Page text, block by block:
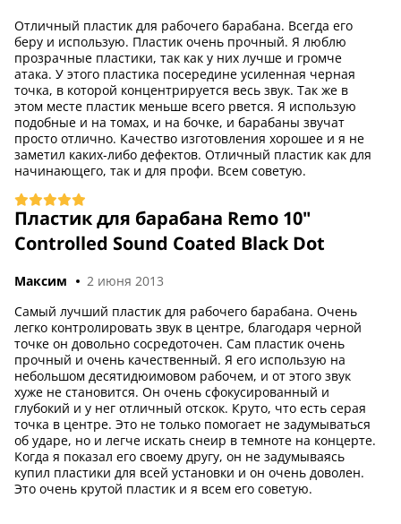
США
Отличный пластик для рабочего барабана. Всегда его
беру и использую. Пластик очень прочный. Я люблю
прозрачные пластики, так как у них лучше и громче
атака. У этого пластика посередине усиленная черная
точка, в которой концентрируется весь звук. Так же в
этом месте пластик меньше всего рвется. Я использую
подобные и на томах, и на бочке, и барабаны звучат
просто отлично. Качество изготовления хорошее и я не
заметил каких-либо дефектов. Отличный пластик как для
начинающего, так и для профи. Всем советую.
Пластик для барабана Remo 10"
Controlled Sound Coated Black Dot
Максим
2 июня 2013
Самый лучший пластик для рабочего барабана. Очень
легко контролировать звук в центре, благодаря черной
точке он довольно сосредоточен. Сам пластик очень
прочный и очень качественный. Я его использую на
небольшом десятидюимовом рабочем, и от этого звук
хуже не становится. Он очень сфокусированный и
глубокий и у нег отличный отскок. Круто, что есть серая
точка в центре. Это не только помогает не задумываться
об ударе, но и легче искать снеир в темноте на концерте.
Когда я показал его своему другу, он не задумываясь
купил пластики для всей установки и он очень доволен.
Это очень крутой пластик и я всем его советую.